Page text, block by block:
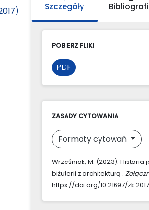
Szczegóły
POBIERZ PLIKI
PDF
ZASADY CYTOWANIA
Formaty cytowań
Wrześniak, M. (2023).
biżuterii z architekturą .
https://doi.org/10.21697/